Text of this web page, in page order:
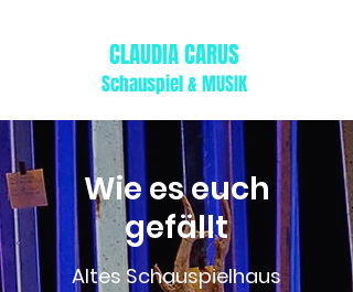
CLAUDIA CARUS
Schauspiel & MUSIK
Wie es euch
gefällt
Altes Schauspielhaus